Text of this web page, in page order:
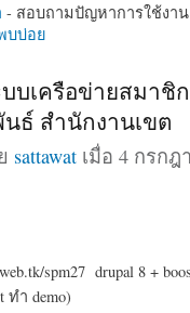
- สอบถามปัญหาการใช้งาน
บบ่อย
บบเครือข่ายสมาชิ
ธ์ สำนักงานเขต
sattawat เมื่อ 4 กรกฎ
spm27 drupal 8 +
ทำ demo)